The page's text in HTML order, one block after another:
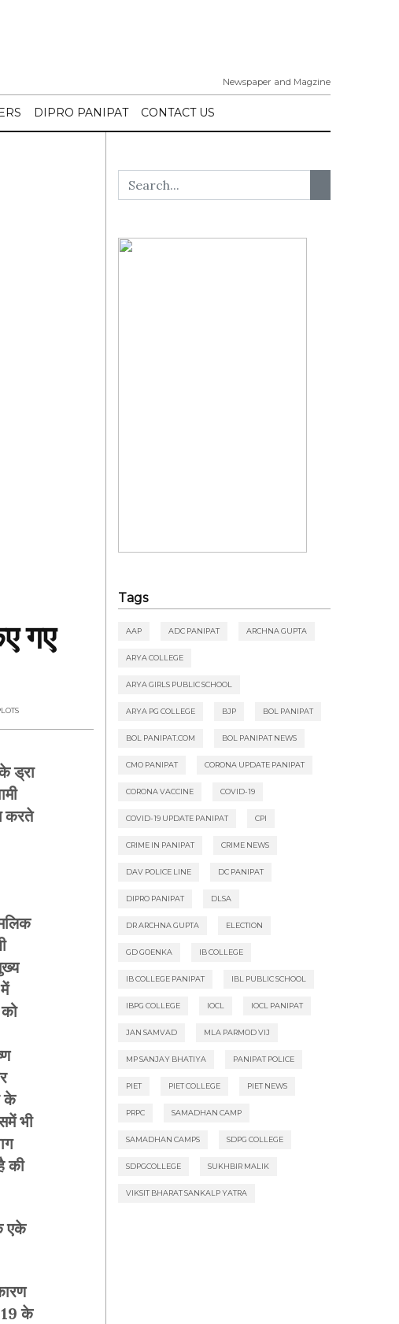
Newspaper and Magzine
DIPRO PANIPAT CONTACT US
गए
ड्रा
करते
के
भी
की
एके
के
Tags
AAP ADC PANIPAT ARCHNA GUPTA
ARYA COLLEGE
ARYA GIRLS PUBLIC SCHOOL
ARYA PG COLLEGE BJP BOL PANIPAT
BOL PANIPAT.COM BOL PANIPAT NEWS
CMO PANIPAT CORONA UPDATE PANIPAT
CORONA VACCINE COVID-19
COVID-19 UPDATE PANIPAT CPI
CRIME IN PANIPAT CRIME NEWS
DAV POLICE LINE DC PANIPAT
DIPRO PANIPAT DLSA
DR ARCHNA GUPTA ELECTION
GD GOENKA IB COLLEGE
IB COLLEGE PANIPAT IBL PUBLIC SCHOOL
IBPG COLLEGE IOCL IOCL PANIPAT
JAN SAMVAD MLA PARMOD VIJ
MP SANJAY BHATIYA PANIPAT POLICE
PIET PIET COLLEGE PIET NEWS
PRPC SAMADHAN CAMP
SAMADHAN CAMPS SDPG COLLEGE
SDPGCOLLEGE SUKHBIR MALIK
VIKSIT BHARAT SANKALP YATRA